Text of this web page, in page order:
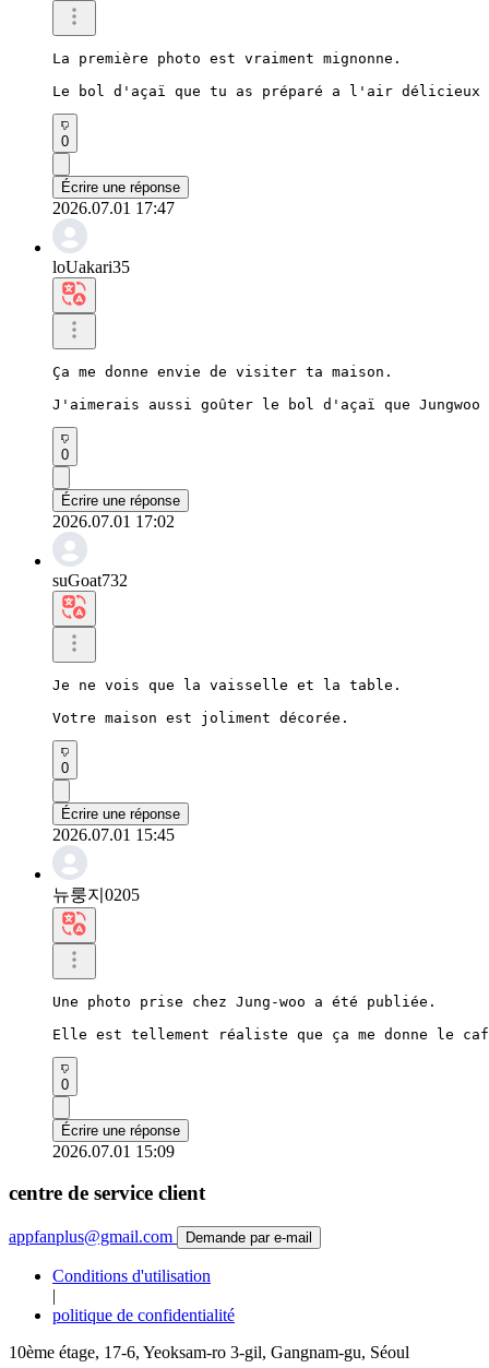
La première photo est vraiment mignonne.
Le bol d'açaï que tu as préparé a l'air délicieux
0
Écrire une réponse
2026.07.01 17:47
loUakari35
Ça me donne envie de visiter ta maison.
J'aimerais aussi goûter le bol d'açaï que Jungwoo
0
Écrire une réponse
2026.07.01 17:02
suGoat732
Je ne vois que la vaisselle et la table.
Votre maison est joliment décorée.
0
Écrire une réponse
2026.07.01 15:45
뉴룽지0205
Une photo prise chez Jung-woo a été publiée.
Elle est tellement réaliste que ça me donne le
0
Écrire une réponse
2026.07.01 15:09
centre de service client
appfanplus@gmail.com Demande par e-mail
Conditions d'utilisation
|
politique de confidentialité
10ème étage, 17-6, Yeoksam-ro 3-gil, Gangnam-gu, Séoul